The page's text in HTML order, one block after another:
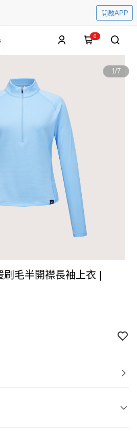
開啟APP
0
1/7
毛半開襟長袖上衣 |